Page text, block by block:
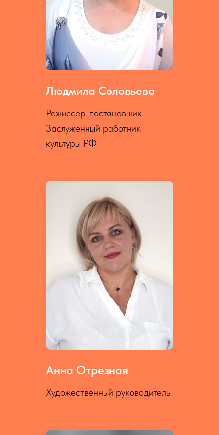
Людмила Соловьева
Режиссер-постановщик
Заслуженный работник
культуры РФ
Анна Отрезная
Художественный руководитель